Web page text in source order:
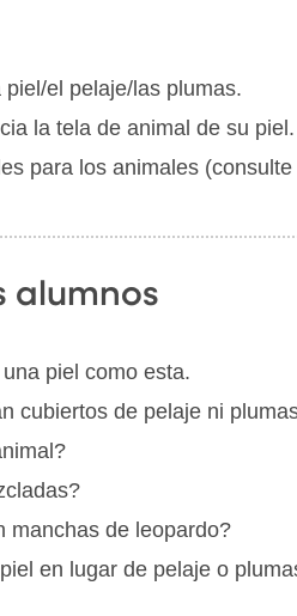
el pelaje/las plumas.
la tela de animal de su piel.
para los animales
alumnos
piel como esta.
cubiertos de pelaje ni
manchas de leopardo?
en lugar de pelaje o